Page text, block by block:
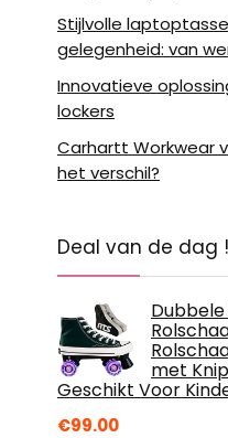
Stijlvolle
gelegenheid: van
Innovatieve
lockers
Carhartt Workwear
het verschil?
Deal van de dag
Dubbele
met
Geschikt Voor
€99.00